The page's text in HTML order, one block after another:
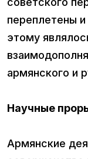
переплетены
этому
армянского и
Научные
Армянские